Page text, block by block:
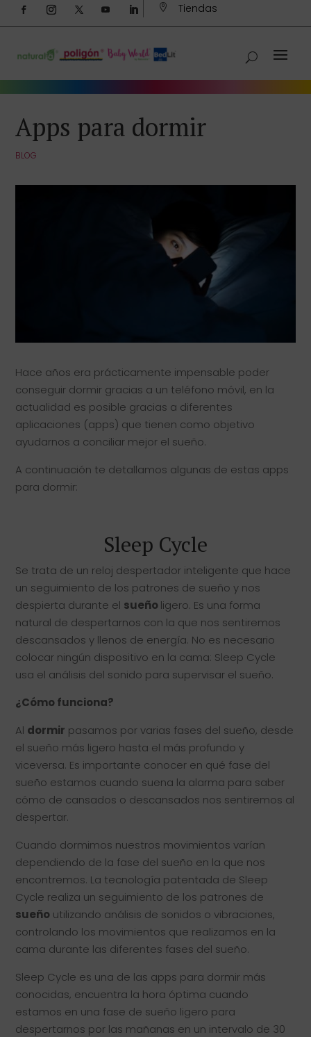
 Tiendas
Apps para dormir
BLOG
Hace años era prácticamente impensable poder
conseguir dormir gracias a un teléfono móvil, en la
actualidad es posible gracias a diferentes
aplicaciones (apps) que tienen como objetivo
ayudarnos a conciliar mejor el sueño.
A continuación te detallamos algunas de estas apps
para dormir:
Sleep Cycle
Se trata de un reloj despertador inteligente que hace
un seguimiento de los patrones de sueño y nos
despierta durante el sueñoligero. Es una forma
natural de despertarnos con la que nos sentiremos
descansados y llenos de energía. No es necesario
colocar ningún dispositivo en la cama: Sleep Cycle
usa el análisis del sonido para supervisar el sueño.
¿Cómo funciona?
Al dormir pasamos por varias fases del sueño, desde
el sueño más ligero hasta el más profundo y
viceversa. Es importante conocer en qué fase del
sueño estamos cuando suena la alarma para saber
cómo de cansados o descansados nos sentiremos al
despertar.
Cuando dormimos nuestros movimientos varían
dependiendo de la fase del sueño en la que nos
encontremos. La tecnología patentada de Sleep
Cycle realiza un seguimiento de los patrones de
sueño utilizando análisis de sonidos o vibraciones,
controlando los movimientos que realizamos en la
cama durante las diferentes fases del sueño.
Sleep Cycle es una de las apps para dormir más
conocidas, encuentra la hora óptima cuando
estamos en una fase de sueño ligero para
despertarnos por las mañanas en un intervalo de 30